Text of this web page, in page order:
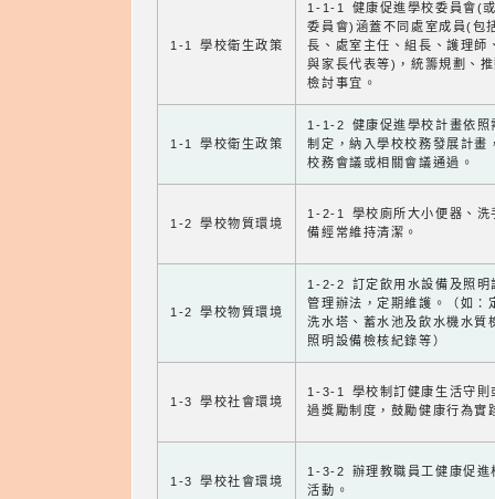
1-1 學校衛生政策
1-1-1 健康促進學校委員會(
委員會)涵蓋不同處室成員(包
長、處室主任、組長、護理師
與家長代表等)，統籌規劃、
檢討事宜。
1-1 學校衛生政策
1-1-2 健康促進學校計畫依照
制定，納入學校校務發展計畫
校務會議或相關會議通過。
1-2 學校物質環境
1-2-1 學校廁所大小便器、洗
備經常維持清潔。
1-2 學校物質環境
1-2-2 訂定飲用水設備及照明
管理辦法，定期維護。（如：
洗水塔、蓄水池及飲水機水質
照明設備檢核紀錄等）
1-3 學校社會環境
1-3-1 學校制訂健康生活守則
過獎勵制度，鼓勵健康行為實
1-3 學校社會環境
1-3-2 辦理教職員工健康促進
活動。